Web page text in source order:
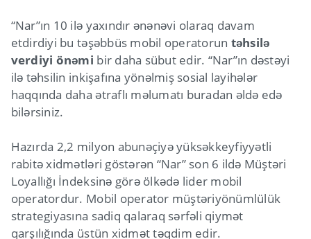
“Nar”ın 10 ilə yaxındır ənənəvi olaraq davam
etdirdiyi bu təşəbbüs mobil operatorun təhsilə
verdiyi önəmi bir daha sübut edir. “Nar”ın dəstəyi
ilə təhsilin inkişafına yönəlmiş sosial layihələr
haqqında daha ətraflı məlumatı buradan əldə edə
bilərsiniz.
Hazırda 2,2 milyon abunəçiyə yüksəkkeyfiyyətli
rabitə xidmətləri göstərən “Nar” son 6 ildə Müştəri
Loyallığı İndeksinə görə ölkədə lider mobil
operatordur. Mobil operator müştəriyönümlülük
strategiyasına sadiq qalaraq sərfəli qiymət
qarşılığında üstün xidmət təqdim edir.